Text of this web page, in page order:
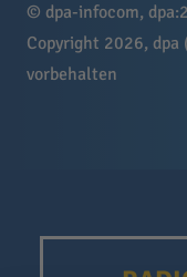
© dpa-infocom,
Copyright 2026, dpa
vorbehalten